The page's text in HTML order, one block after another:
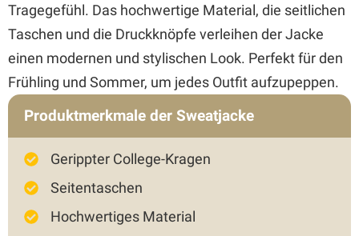
Tragegefühl. Das hochwertige Material, die seitlichen
Taschen und die Druckknöpfe verleihen der Jacke
einen modernen und stylischen Look. Perfekt für den
Frühling und Sommer, um jedes Outfit aufzupeppen.
Produktmerkmale der Sweatjacke
Gerippter College-Kragen
Seitentaschen
Hochwertiges Material